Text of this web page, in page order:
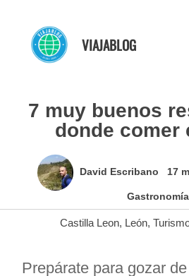
contenido
VIAJABLOG
7 muy buenos
donde comer
David Escribano 17
Gastronomía
Castilla Leon, León,
Prepárate para gozar